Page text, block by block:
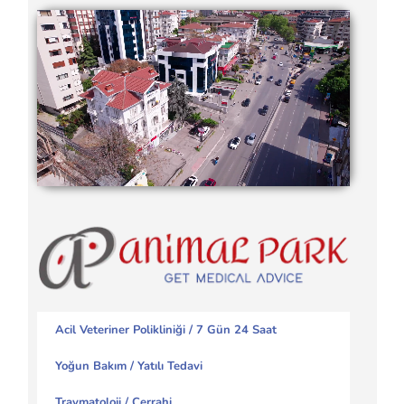
Acil Veteriner Polikliniği / 7 Gün 24 Saat
Yoğun Bakım / Yatılı Tedavi